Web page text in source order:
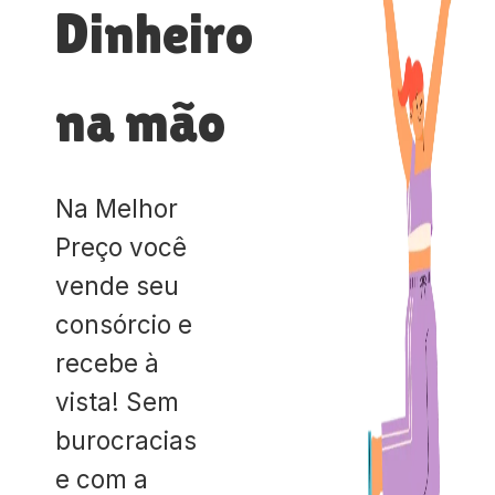
Dinheiro
na mão
Na Melhor
Preço você
vende seu
consórcio e
recebe à
vista! Sem
burocracias
e com a